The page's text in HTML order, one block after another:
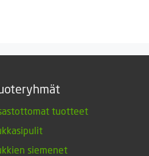
tuotteet
siemenet